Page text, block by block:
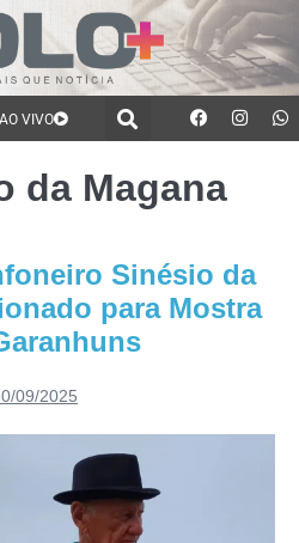
AO VIVO
da Magana
Sinésio da
para Mostra
09/2025